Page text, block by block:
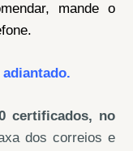
mande o
adiantado.
certificados, no
dos correios e